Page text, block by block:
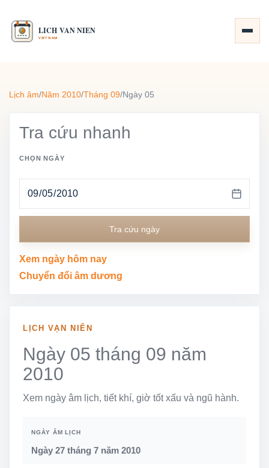
Lịch âm/Năm 2010/Tháng 09/Ngày 05
Tra cứu nhanh
CHỌN NGÀY
Tra cứu ngày
Xem ngày hôm nay
Chuyển đổi âm dương
LỊCH VẠN NIÊN
Ngày 05 tháng 09 năm
2010
Xem ngày âm lịch, tiết khí, giờ tốt xấu và ngũ hành.
NGÀY ÂM LỊCH
Ngày 27 tháng 7 năm 2010